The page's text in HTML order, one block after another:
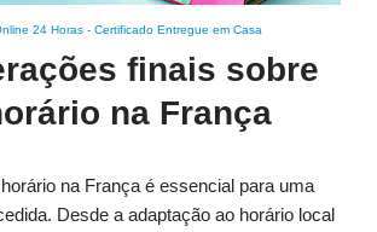
24 Horas - Certificado Entregue em Casa
finais sobre
na França
na França é essencial para uma
Desde a adaptação ao horário local